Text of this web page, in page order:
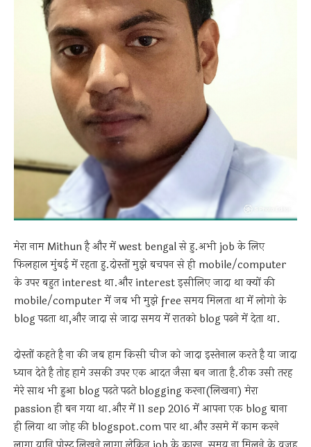
मेरा नाम Mithun है और में west bengal से हु.अभी job के लिए
फिलहाल मुंबई में रहता हु.दोस्तों मुझे बचपन से ही mobile/computer
के उपर बहुत interest था.और interest इसीलिए जादा था क्यों की
mobile/computer में जब भी मुझे free समय मिलता था में लोगो के
blog पढता था,और जादा से जादा समय में रातको blog पढने में देता था.
दोस्तों कहते है ना की जब हाम किसी चीज को जादा इस्तेनाल करते है या जादा
ध्यान देते है तोह हामे उसकी उपर एक आदत जैसा बन जाता है.ठीक उसी तरह
मेरे साथ भी हुआ blog पढ़ते पढ़ते blogging करना(लिखना) मेरा
passion ही बन गया था.और में 11 sep 2016 में आपना एक blog बाना
ही लिया था जोह की blogspot.com पार था.और उसमे में काम करने